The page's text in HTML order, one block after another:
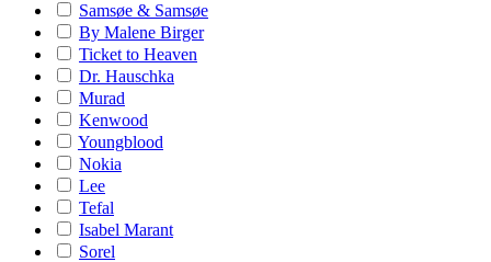
Samsøe & Samsøe
By Malene Birger
Ticket to Heaven
Dr. Hauschka
Murad
Kenwood
Youngblood
Nokia
Lee
Tefal
Isabel Marant
Sorel